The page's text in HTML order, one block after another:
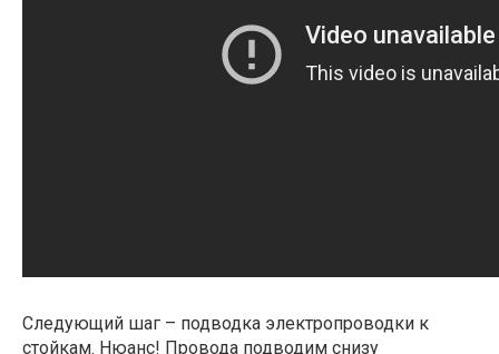
Следующий шаг – подводка электропроводки к
стойкам. Нюанс! Провода подводим снизу